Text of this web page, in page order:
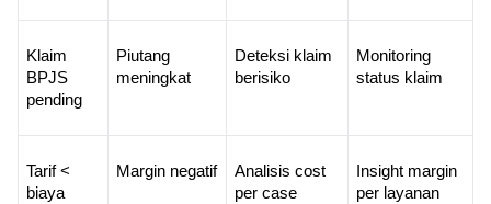
Klaim
BPJS
pending
Piutang
meningkat
Deteksi klaim
berisiko
Monitoring
status klaim
Tarif <
biaya
Margin negatif
Analisis cost
per case
Insight margin
per layanan